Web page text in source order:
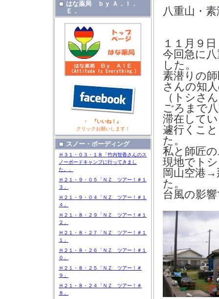
はな薬局 ｂｙ Ａ．Ｉ．
Ｅ．
↑ 『いいね！』
クリックお願いします！
スノー・ボーディング
Ｈ３１・０３・１８「竹内智香さんのス
ノーボードキャンプに行ってきまし
た。」
Ｈ２１・９・０５「ＮＺ ツアー！＃１
３」
Ｈ２１・９・０４「ＮＺ ツアー！＃１
４」
Ｈ２１・８・２９「ＮＺ ツアー！＃１
２」
Ｈ２１・８・２７「ＮＺ ツアー！＃１
１」
Ｈ２１・８・２６「ＮＺ ツアー！＃１
０」
Ｈ２１・８・２５「ＮＺ ツアー！＃
９」
Ｈ２１・８・２４「ＮＺ ツアー！＃
８」
八重山・
１１月９
今回急に
した。
素潜りの
さんの知
（トシさ
ごろまで
滞在して
遽行くこ
た。
私と師匠
現地でト
岡山空港→
た。
台風の影